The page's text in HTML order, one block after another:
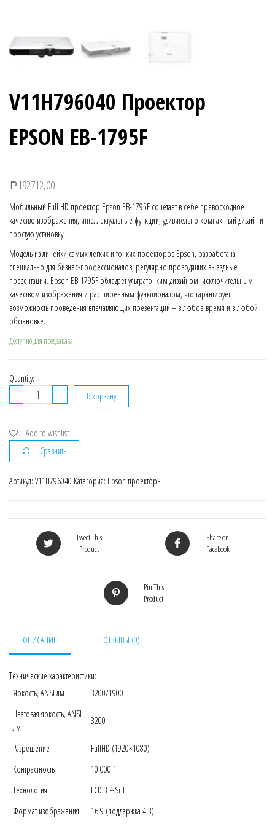
V11H796040 Проектор
EPSON EB-1795F
Р 192712,00
Мобильный Full HD проектор Epson EB-1795F сочетает в себе превосходное
качество изображения, интеллектуальные функции, удивительно компактный дизайн и
простую установку.
Модель из линейки самых легких и тонких проекторов Epson, разработана
специально для бизнес-профессионалов, регулярно проводящих выездные
презентации. Epson EB-1795F обладает ультратонким дизайном, исключительным
качеством изображения и расширенным функционалом, что гарантирует
возможность проведения впечатляющих презентаций – в любое время и в любой
обстановке.
Доступно для предзаказа
Quantity:
-
Количество
V11H796040
EPSON
EB-
1795F
+ В корзину
Add to wishlist
Сравнить
Артикул: V11H796040 Категория: Epson проекторы
Tweet This
Product
Share on
Facebook
Pin This
Product
ОПИСАНИЕ ОТЗЫВЫ (0)
Технические характеристики:
Яркость, ANSI лм
3200/1900
Цветовая яркость, ANSI
лм
3200
Разрешение
FullHD (1920×1080)
Контрастность
10 000:1
Технология
LCD:3 P-Si TFT
Формат изображения
16:9 (поддержка 4:3)